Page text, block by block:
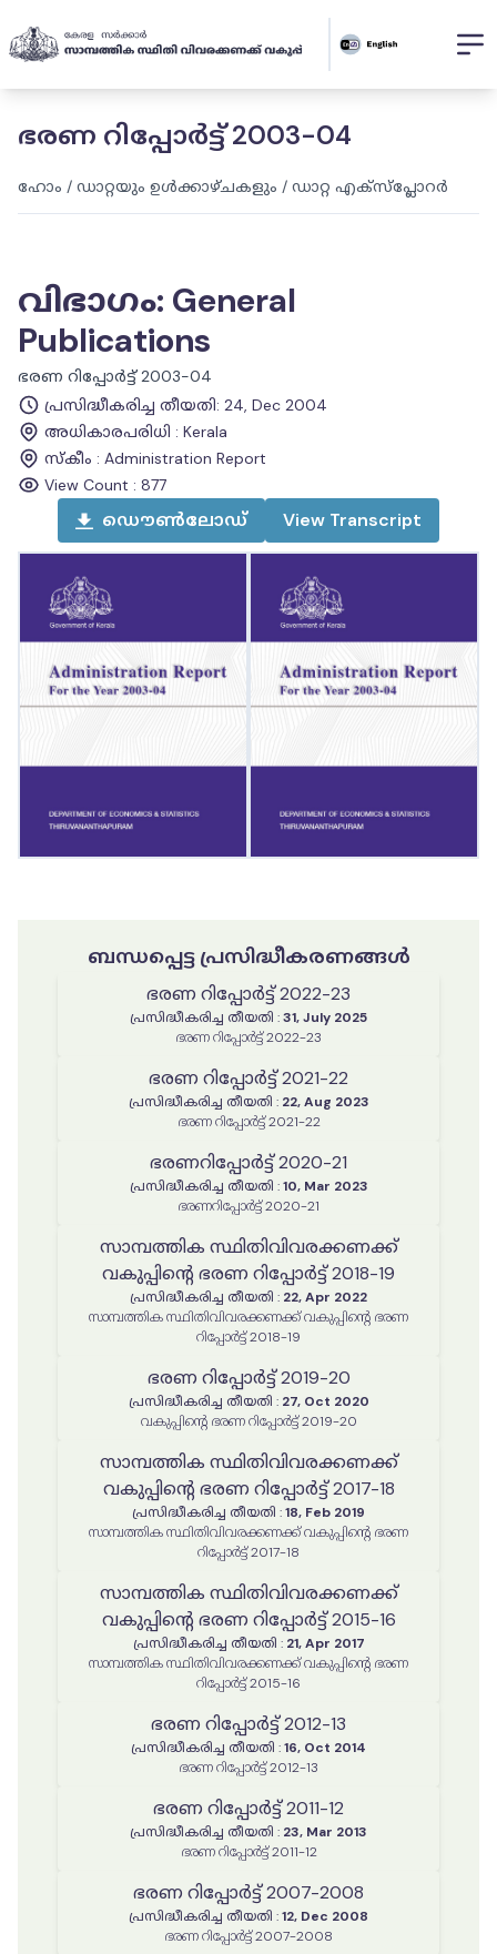
ഭരണ റിപ്പോർട്ട് 2003-04
ഹോം / ഡാറ്റയും ഉൾക്കാഴ്ചകളും / ഡാറ്റ എക്സ്പ്ലോറർ
വിഭാഗം: General
Publications
ഭരണ റിപ്പോർട്ട് 2003-04
പ്രസിദ്ധീകരിച്ച തീയതി: 24, Dec 2004
അധികാരപരിധി : Kerala
സ്കീം : Administration Report
View Count : 877
ഡൌൺലോഡ് View Transcript
ബന്ധപ്പെട്ട പ്രസിദ്ധീകരണങ്ങൾ
ഭരണ റിപ്പോർട്ട് 2022-23
പ്രസിദ്ധീകരിച്ച തീയതി :31, July 2025
ഭരണ റിപ്പോർട്ട് 2022-23
ഭരണ റിപ്പോർട്ട് 2021-22
പ്രസിദ്ധീകരിച്ച തീയതി : 22, Aug 2023
ഭരണ റിപ്പോർട്ട് 2021-22
ഭരണറിപ്പോർട്ട് 2020-21
പ്രസിദ്ധീകരിച്ച തീയതി : 10, Mar 2023
ഭരണറിപ്പോർട്ട് 2020-21
സാമ്പത്തിക സ്ഥിതിവിവരക്കണക്ക്
വകുപ്പിന്റെ ഭരണ റിപ്പോർട്ട് 2018-19
പ്രസിദ്ധീകരിച്ച തീയതി : 22, Apr 2022
സാമ്പത്തിക സ്ഥിതിവിവരക്കണക്ക് വകുപ്പിന്റെ ഭരണ
റിപ്പോർട്ട് 2018-19
ഭരണ റിപ്പോർട്ട് 2019-20
പ്രസിദ്ധീകരിച്ച തീയതി : 27, Oct 2020
വകുപ്പിന്റെ ഭരണ റിപ്പോർട്ട് 2019-20
സാമ്പത്തിക സ്ഥിതിവിവരക്കണക്ക്
വകുപ്പിന്റെ ഭരണ റിപ്പോർട്ട് 2017-18
പ്രസിദ്ധീകരിച്ച തീയതി :18, Feb 2019
സാമ്പത്തിക സ്ഥിതിവിവരക്കണക്ക് വകുപ്പിന്റെ ഭരണ
റിപ്പോർട്ട് 2017-18
സാമ്പത്തിക സ്ഥിതിവിവരക്കണക്ക്
വകുപ്പിന്റെ ഭരണ റിപ്പോർട്ട് 2015-16
പ്രസിദ്ധീകരിച്ച തീയതി : 21, Apr 2017
സാമ്പത്തിക സ്ഥിതിവിവരക്കണക്ക് വകുപ്പിന്റെ ഭരണ
റിപ്പോർട്ട് 2015-16
ഭരണ റിപ്പോർട്ട് 2012-13
പ്രസിദ്ധീകരിച്ച തീയതി :16, Oct 2014
ഭരണ റിപ്പോർട്ട് 2012-13
ഭരണ റിപ്പോർട്ട് 2011-12
പ്രസിദ്ധീകരിച്ച തീയതി : 23, Mar 2013
ഭരണ റിപ്പോർട്ട് 2011-12
ഭരണ റിപ്പോർട്ട് 2007-2008
പ്രസിദ്ധീകരിച്ച തീയതി :12, Dec 2008
ഭരണ റിപ്പോർട്ട് 2007-2008